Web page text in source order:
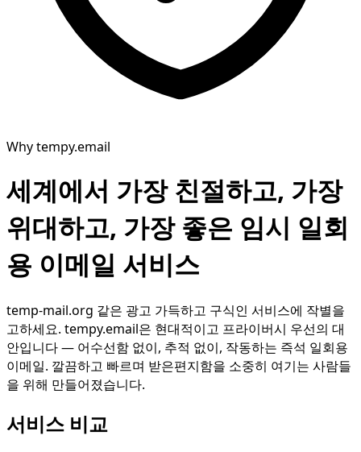
Why tempy.email
세계에서 가장 친절하고, 가장
위대하고, 가장 좋은 임시 일회
용 이메일 서비스
temp-mail.org 같은 광고 가득하고 구식인 서비스에 작별을
고하세요. tempy.email은 현대적이고 프라이버시 우선의 대
안입니다 — 어수선함 없이, 추적 없이, 작동하는 즉석 일회용
이메일. 깔끔하고 빠르며 받은편지함을 소중히 여기는 사람들
을 위해 만들어졌습니다.
서비스 비교